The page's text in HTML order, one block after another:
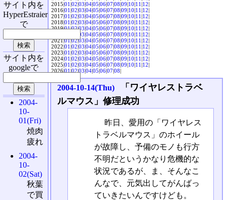
2015|01|02|03|04|05|06|07|08|09|10|11|12|
2016|01|02|03|04|05|06|07|08|09|10|11|12|
2017|01|02|03|04|05|06|07|08|09|10|11|12|
2018|01|02|03|04|05|06|07|08|09|10|11|12|
2019|01|02|03|04|05|06|07|08|09|10|11|12|
03|04|05|06|07|08|09|10|11|12|
2021|01|02|03|04|05|06|07|08|09|10|11|12|
2022|01|02|03|04|05|06|07|08|09|10|11|12|
2023|01|02|03|04|05|06|07|08|09|10|11|12|
2024|01|02|03|04|05|06|07|08|09|10|11|12|
2025|01|02|03|04|05|06|07|08|09|10|11|12|
2026|01|02|03|04|05|06|07|08|
2004-10-14(Thu)
「ワイヤレストラベ
ルマウス」修理成功
昨日、愛用の「ワイヤレス
トラベルマウス」のホイール
が故障し、予備のモノも行方
不明だというかなり危機的な
状況であるが、ま、そんなこ
んなで、元気出してがんばっ
ていきたいんですけども。
サイト内を
HyperEstraier
で
サイト内を
googleで
2004-
10-
01(Fri)
焼肉
疲れ
2004-
10-
02(Sat)
秋葉
で買